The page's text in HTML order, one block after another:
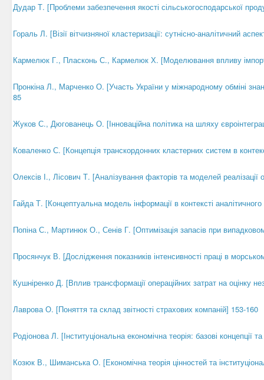
Дудар Т. [Проблеми забезпечення якості сільськогосподарської
Гораль Л. [Візії вітчизняної кластеризації: сутнісно-аналітичний
Кармелюк Г., Пласконь С., Кармелюк Х. [Моделювання впливу
Пронкіна Л., Марченко О. [Участь України у міжнародному обміні
85
Жуков С., Дюгованець О. [Інноваційна політика на шляху
Коваленко С. [Концепція транскордонних кластерних систем в
Олексів І., Лісович Т. [Аналізування факторів та моделей
Гайда Т. [Концептуальна модель інформації в контексті
Попіна С., Мартинюк О., Сенів Г. [Оптимізація запасів при
Просянчук В. [Дослідження показників інтенсивності праці в
Кушніренко Д. [Вплив трансформації операційних затрат на оцінку
Лаврова О. [Поняття та склад звітності страхових компаній] 153-160
Родіонова Л. [Інституціональна економічна теорія: базові концепції
Козюк В., Шиманська О. [Економічна теорія цінностей та